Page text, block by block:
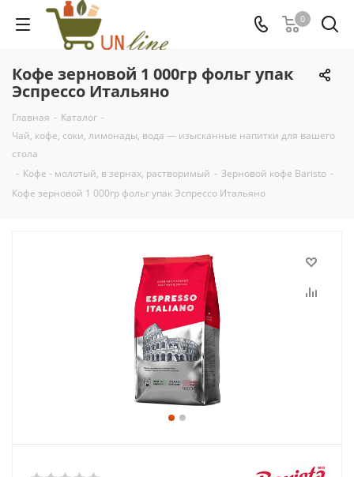
0
Кофе зерновой 1 000гр фольг упак
Эспрессо Итальяно
Главная - Каталог -
Чай, кофе, соки, лимонады, вода — изысканные напитки для вашего
стола
- Кофе - молотый, в зернах, растворимый - Зерновой кофе Baristo -
Кофе зерновой 1 000гр фольг упак Эспрессо Итальяно